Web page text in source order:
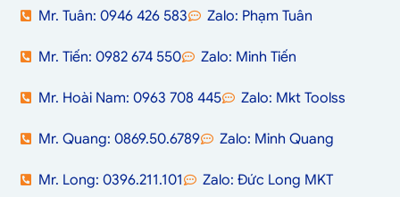
Mr. Tuân: 0946 426 583 Zalo: Phạm Tuân
Mr. Tiến: 0982 674 550 Zalo: Minh Tiến
Mr. Hoài Nam: 0963 708 445 Zalo: Mkt Toolss
Mr. Quang: 0869.50.6789 Zalo: Minh Quang
Mr. Long: 0396.211.101 Zalo: Đức Long MKT